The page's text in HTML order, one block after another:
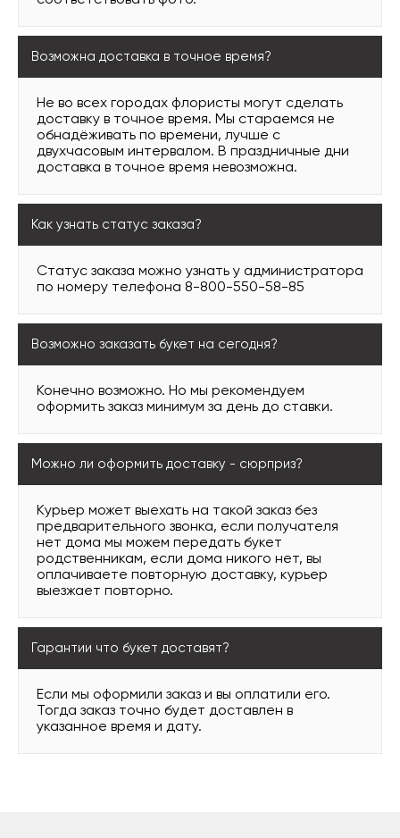
Возможна доставка в точное время?
Не во всех городах флористы могут сделать
доставку в точное время. Мы стараемся не
обнадёживать по времени, лучше с
двухчасовым интервалом. В праздничные дни
доставка в точное время невозможна.
Как узнать статус заказа?
Статус заказа можно узнать у администратора
по номеру телефона 8-800-550-58-85
Возможно заказать букет на сегодня?
Конечно возможно. Но мы рекомендуем
оформить заказ минимум за день до ставки.
Можно ли оформить доставку - сюрприз?
Курьер может выехать на такой заказ без
предварительного звонка, если получателя
нет дома мы можем передать букет
родственникам, если дома никого нет, вы
оплачиваете повторную доставку, курьер
выезжает повторно.
Гарантии что букет доставят?
Если мы оформили заказ и вы оплатили его.
Тогда заказ точно будет доставлен в
указанное время и дату.